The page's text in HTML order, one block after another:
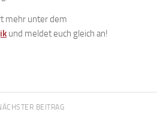
mehr unter dem
und meldet euch gleich an!
BEITRAG